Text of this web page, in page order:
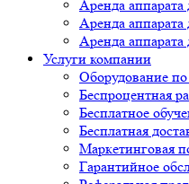
Аренда
Аренда аппарата
Аренда
Услуги компании
Оборудование по
Беспроцентная
Бесплатное
Бесплатная
Маркетинговая
Гарантийное